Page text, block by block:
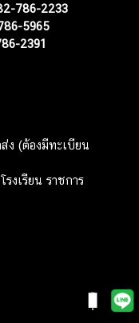
786-2233
5965
2391
ง (ต้องมีทะเบียน
รงเรียน ราชการ